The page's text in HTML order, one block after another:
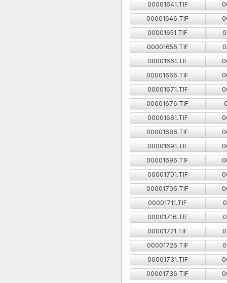
00001641.TIF
00001646.TIF
00001651.TIF
00001656.TIF
00001661.TIF
00001666.TIF
00001671.TIF
00001676.TIF
00001681.TIF
00001686.TIF
00001691.TIF
00001696.TIF
00001701.TIF
00001706.TIF
00001711.TIF
00001716.TIF
00001721.TIF
00001726.TIF
00001731.TIF
00001736.TIF